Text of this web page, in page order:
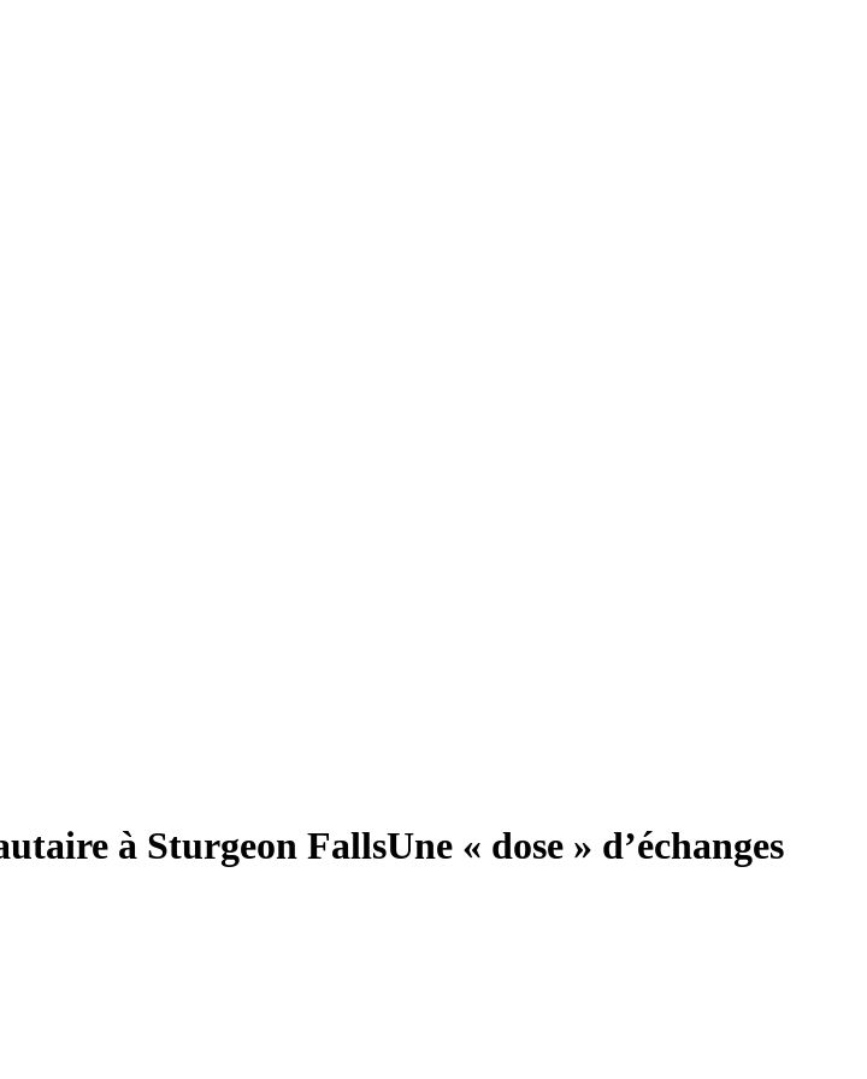
à Sturgeon FallsUne « dose » d’échanges